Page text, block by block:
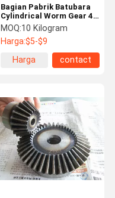
Bagian Pabrik Batubara
Cylindrical Worm Gear 45
# Steel Spur 2 Mould
Helical Gear Set
MOQ:10 Kilogram
Harga:$5-$9
Harga
contact